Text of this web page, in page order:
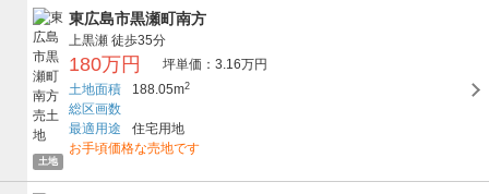
土地
東広島市黒瀬町南方
上黒瀬 徒歩35分
180万円
坪単価：3.16万円
土地面積
188.05m2
総区画数
最適用途
住宅用地
お手頃価格な売地です